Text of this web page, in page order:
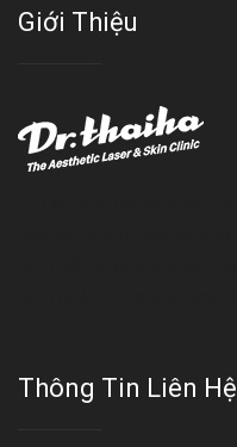
Giới Thiệu
Thông Tin Liên Hệ